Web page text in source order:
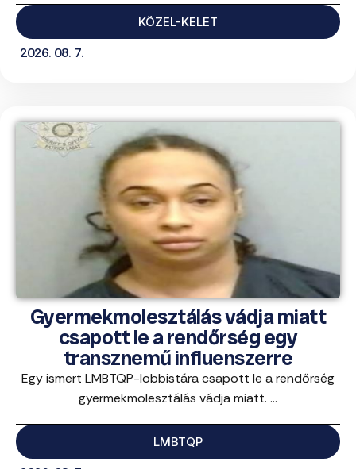
KÖZEL-KELET
2026. 08. 7.
Gyermekmolesztálás vádja miatt
csapott le a rendőrség egy
transznemű influenszerre
Egy ismert LMBTQP-lobbistára csapott le a rendőrség
gyermekmolesztálás vádja miatt. ...
LMBTQP